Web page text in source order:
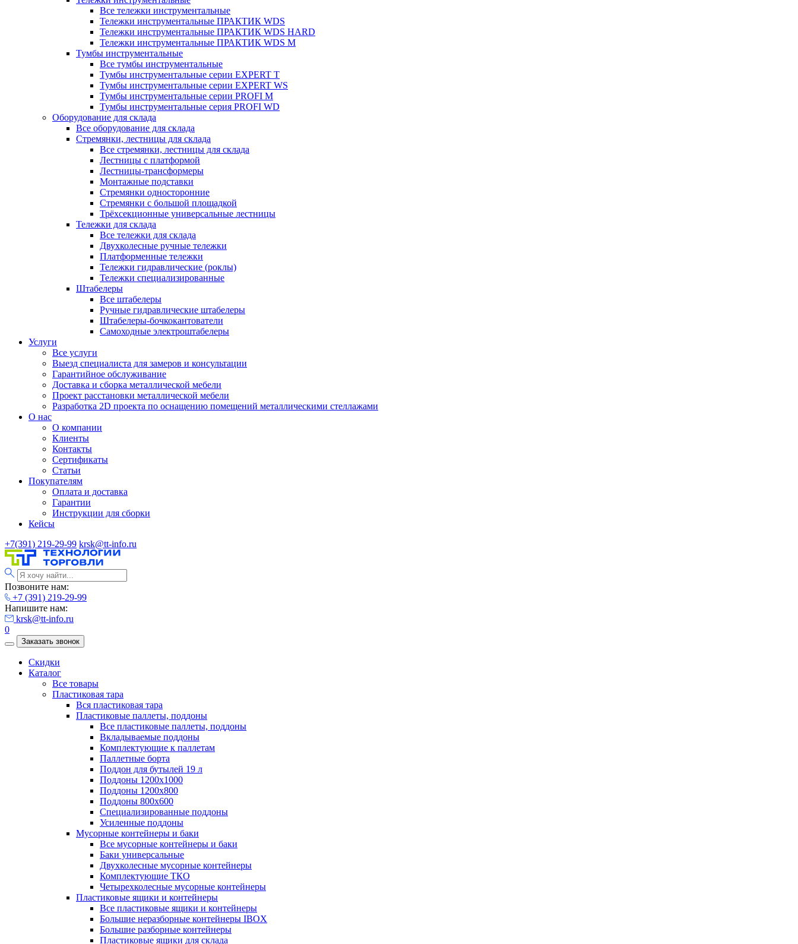
Все тележки инструментальные
Тележки инструментальные ПРАКТИК WDS
Тележки инструментальные ПРАКТИК WDS HARD
Тележки инструментальные ПРАКТИК WDS M
Тумбы инструментальные
Все тумбы инструментальные
Тумбы инструментальные серии EXPERT T
Тумбы инструментальные серии EXPERT WS
Тумбы инструментальные серии PROFI M
Тумбы инструментальные серия PROFI WD
Оборудование для склада
Все оборудование для склада
Стремянки, лестницы для склада
Все стремянки, лестницы для склада
Лестницы с платформой
Лестницы-трансформеры
Монтажные подставки
Стремянки односторонние
Стремянки с большой площадкой
Трёхсекционные универсальные лестницы
Тележки для склада
Все тележки для склада
Двухколесные ручные тележки
Платформенные тележки
Тележки гидравлические (роклы)
Тележки специализированные
Штабелеры
Все штабелеры
Ручные гидравлические штабелеры
Штабелеры-бочкокантователи
Самоходные электроштабелеры
Услуги
Все услуги
Выезд специалиста для замеров и консультации
Гарантийное обслуживание
Доставка и сборка металлической мебели
Проект расстановки металлической мебели
Разработка 2D проекта по оснащению помещений металлическими стеллажами
О нас
О компании
Клиенты
Контакты
Сертификаты
Статьи
Покупателям
Оплата и доставка
Гарантии
Инструкции для сборки
Кейсы
+7(391) 219-29-99 krsk@tt-info.ru
Позвоните нам:
+7 (391) 219-29-99
Напишите нам:
krsk@tt-info.ru
0
Заказать звонок
Скидки
Каталог
Все товары
Пластиковая тара
Вся пластиковая тара
Пластиковые паллеты, поддоны
Все пластиковые паллеты, поддоны
Вкладываемые поддоны
Комплектующие к паллетам
Паллетные борта
Поддон для бутылей 19 л
Поддоны 1200х1000
Поддоны 1200х800
Поддоны 800х600
Специализированные поддоны
Усиленные поддоны
Мусорные контейнеры и баки
Все мусорные контейнеры и баки
Баки универсальные
Двухколесные мусорные контейнеры
Комплектующие ТКО
Четырехколесные мусорные контейнеры
Пластиковые ящики и контейнеры
Все пластиковые ящики и контейнеры
Большие неразборные контейнеры IBOX
Большие разборные контейнеры
Пластиковые ящики для склада